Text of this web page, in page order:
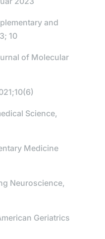
and
10
of Molecular
Science,
Medicine
Geriatrics